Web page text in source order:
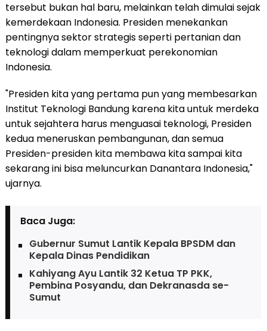
tersebut bukan hal baru, melainkan telah dimulai sejak
kemerdekaan Indonesia. Presiden menekankan
pentingnya sektor strategis seperti pertanian dan
teknologi dalam memperkuat perekonomian
Indonesia.
"Presiden kita yang pertama pun yang membesarkan
Institut Teknologi Bandung karena kita untuk merdeka
untuk sejahtera harus menguasai teknologi, Presiden
kedua meneruskan pembangunan, dan semua
Presiden-presiden kita membawa kita sampai kita
sekarang ini bisa meluncurkan Danantara Indonesia,"
ujarnya.
Baca Juga:
Gubernur Sumut Lantik Kepala BPSDM dan
Kepala Dinas Pendidikan
Kahiyang Ayu Lantik 32 Ketua TP PKK,
Pembina Posyandu, dan Dekranasda se-
Sumut